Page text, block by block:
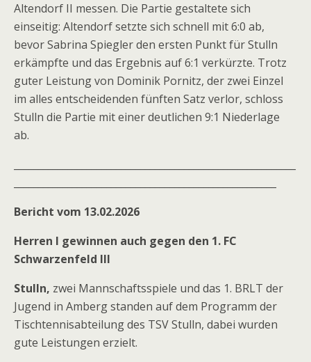
Altendorf II messen. Die Partie gestaltete sich
einseitig: Altendorf setzte sich schnell mit 6:0 ab,
bevor Sabrina Spiegler den ersten Punkt für Stulln
erkämpfte und das Ergebnis auf 6:1 verkürzte. Trotz
guter Leistung von Dominik Pornitz, der zwei Einzel
im alles entscheidenden fünften Satz verlor, schloss
Stulln die Partie mit einer deutlichen 9:1 Niederlage
ab.
Bericht vom 13.02.2026
Herren I gewinnen auch gegen den 1. FC
Schwarzenfeld III
Stulln, zwei Mannschaftsspiele und das 1. BRLT der
Jugend in Amberg standen auf dem Programm der
Tischtennisabteilung des TSV Stulln, dabei wurden
gute Leistungen erzielt.